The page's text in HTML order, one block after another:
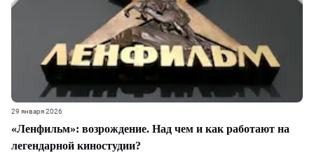
«Ленфильм»: возрождение. Над чем и как работают на
легендарной киностудии?
29 января 2026